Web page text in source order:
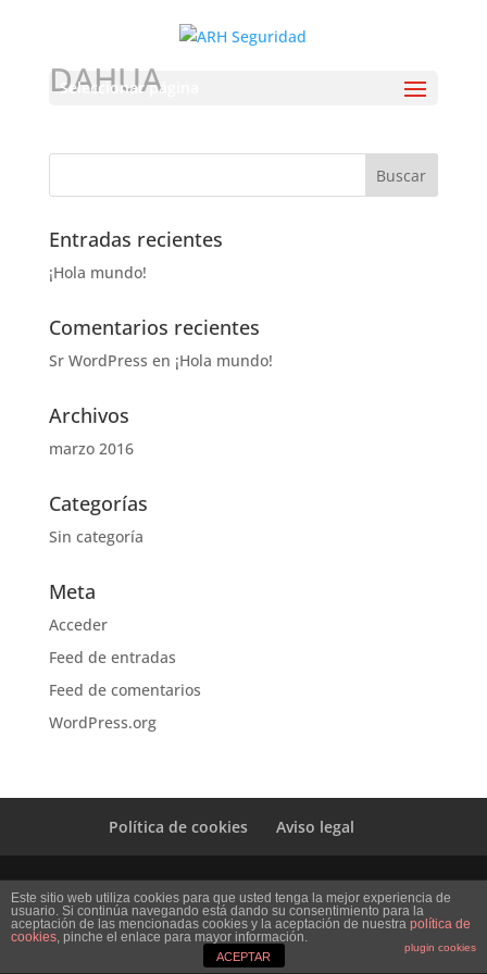
Seleccionar página
DAHUA
Entradas recientes
¡Hola mundo!
Comentarios recientes
Sr WordPress en ¡Hola mundo!
Archivos
marzo 2016
Categorías
Sin categoría
Meta
Acceder
Feed de entradas
Feed de comentarios
WordPress.org
Política de cookies Aviso legal
Diseño Web Mi empresa
Este sitio web utiliza cookies para que usted tenga la mejor experiencia de
usuario. Si continúa navegando está dando su consentimiento para la
aceptación de las mencionadas cookies y la aceptación de nuestra política de
cookies, pinche el enlace para mayor información.
plugin cookies
ACEPTAR